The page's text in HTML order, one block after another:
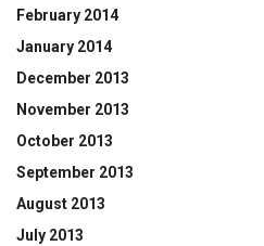
February 2014
January 2014
December 2013
November 2013
October 2013
September 2013
August 2013
July 2013